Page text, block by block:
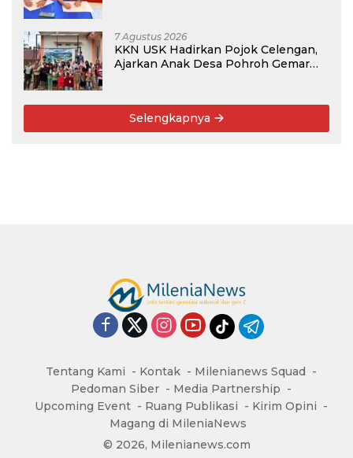
7 Agustus 2026
KKN USK Hadirkan Pojok Celengan,
Ajarkan Anak Desa Pohroh Gemar
Selengkapnya
Tentang Kami Kontak
Milenianews Squad
Pedoman Siber
Media Partnership
Upcoming Event
Ruang Publikasi
Kirim Opini
Magang di MileniaNews
© 2026, Milenianews.com